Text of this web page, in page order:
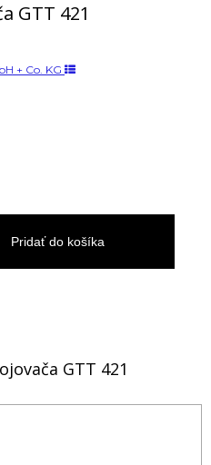
GTT 421
+ Co. KG
Pridať do košíka
GTT 421